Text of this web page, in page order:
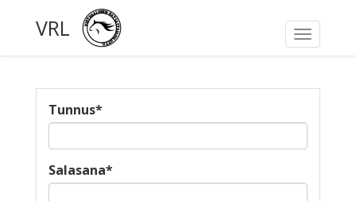
Toggle
VRL
Tunnus*
Salasana*